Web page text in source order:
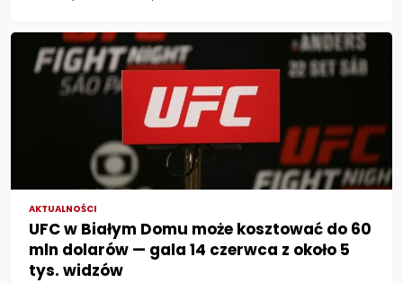
AKTUALNOŚCI
UFC w Białym Domu może kosztować do 60
mln dolarów — gala 14 czerwca z około 5
tys. widzów